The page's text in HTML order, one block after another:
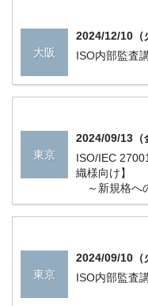
大阪
2024/12/10（
ISO内部監査
東京
2024/09/13（
ISO/IEC
織
～新規格へ
東京
2024/09/10（
ISO内部監査